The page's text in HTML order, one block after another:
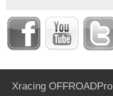
Xracing OFFROADPro